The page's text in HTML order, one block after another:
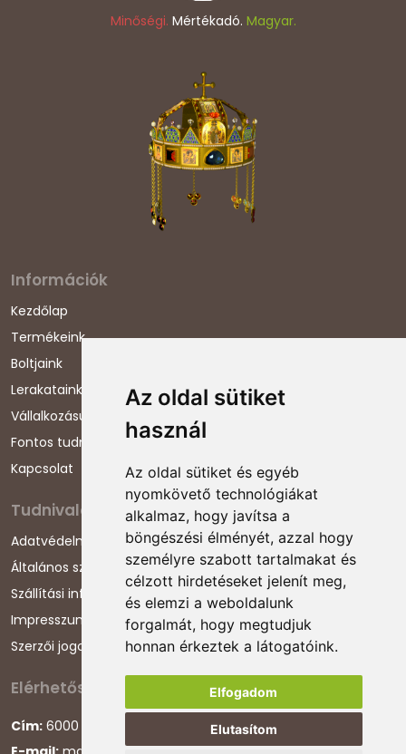
Az oldal sütiket
használ
Az oldal sütiket és egyéb
nyomkövető technológiákat
alkalmaz, hogy javítsa a
böngészési élményét, azzal hogy
személyre szabott tartalmakat és
célzott hirdetéseket jelenít meg,
és elemzi a weboldalunk
forgalmát, hogy megtudjuk
honnan érkeztek a látogatóink.
Elfogadom
Elutasítom
Minőségi. Mértékadó. Magyar.
Információk
Kezdőlap
Termékeink
Boltjaink
Lerakataink
Vállalkozásunkról
Fontos tudnivalók
Kapcsolat
Tudnivalók
Adatvédelmi nyilatkozat
Általános szerződési feltételek
Szállítási információk
Impresszum
Szerzői jogok
Elérhetőségeink
Cím: 6000 Kecskemét, Darázs utca 1.